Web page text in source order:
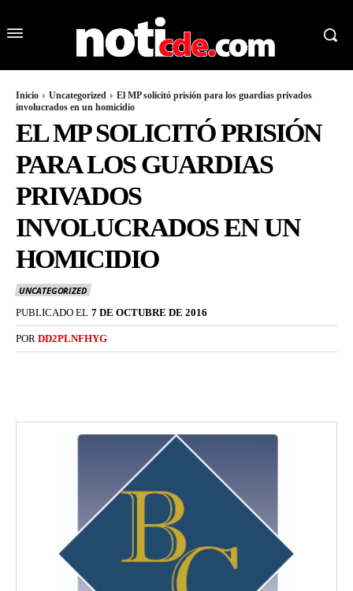
Inicio Uncategorized
El MP solicitó prisión para los guardias privados
involucrados en un homicidio
EL MP SOLICITÓ PRISIÓN
PARA LOS GUARDIAS
PRIVADOS
INVOLUCRADOS EN UN
HOMICIDIO
UNCATEGORIZED
PUBLICADO EL 7 DE OCTUBRE DE 2016
POR DD2PLNFHYG